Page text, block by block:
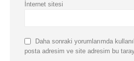
İnternet sitesi
Daha sonraki yorumlarımda
posta adresim ve site adresim bu